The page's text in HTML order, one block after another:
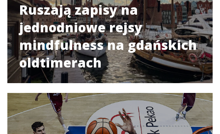
Ruszają zapisy na
jednodniowe rejsy
mindfulness na gdańskich
oldtimerach